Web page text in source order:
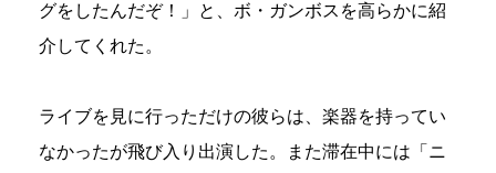
グをしたんだぞ！」と、ボ・ガンボスを高らかに紹
介してくれた。
ライブを見に行っただけの彼らは、楽器を持ってい
なかったが飛び入り出演した。また滞在中には「ニ